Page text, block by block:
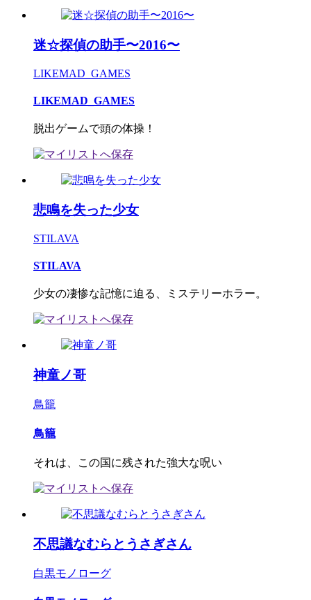
迷☆探偵の助手〜2016〜
LIKEMAD_GAMES
LIKEMAD_GAMES
脱出ゲームで頭の体操！
悲鳴を失った少女
STILAVA
STILAVA
少女の凄惨な記憶に迫る、ミステリーホラー。
神童ノ哥
鳥籠
鳥籠
それは、この国に残された強大な呪い
不思議なむらとうさぎさん
白黒モノローグ